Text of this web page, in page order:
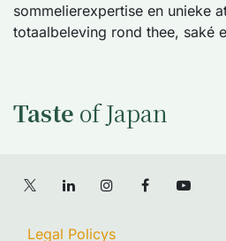
sommelierexpertise en unieke
totaalbeleving rond thee, saké
Taste of Japan
Legal Policys